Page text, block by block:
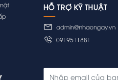
HỖ TRỢ KỸ THUẬT
admin@nhaongay.vn
0919511881